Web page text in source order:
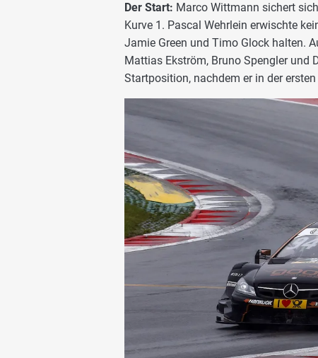
Der Start: Marco Wittmann sichert
Kurve 1. Pascal Wehrlein erwischte
Jamie Green und Timo Glock halten.
Mattias Ekström, Bruno Spengler und
Startposition, nachdem er in der